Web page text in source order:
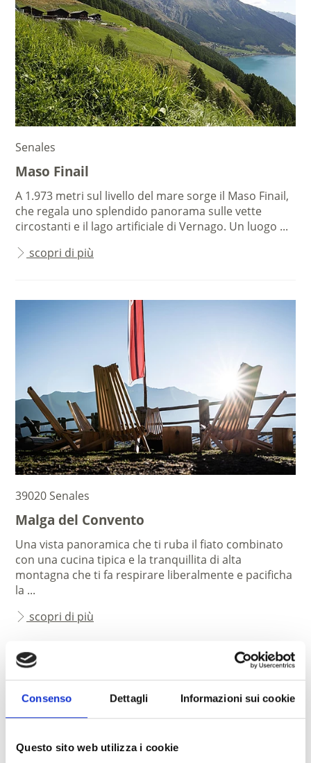
Consenso Dettagli Informazioni sui cookie
Questo sito web utilizza i cookie
Senales
Maso Finail
A 1.973 metri sul livello del mare sorge il Maso Finail,
che regala uno splendido panorama sulle vette
circostanti e il lago artificiale di Vernago. Un luogo ...
scopri di più
39020 Senales
Malga del Convento
Una vista panoramica che ti ruba il fiato combinato
con una cucina tipica e la tranquillita di alta
montagna che ti fa respirare liberalmente e pacificha
la ...
scopri di più